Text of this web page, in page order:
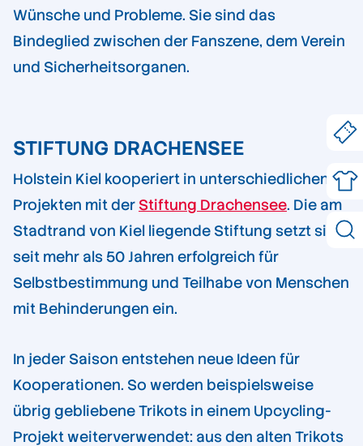
Wünsche und Probleme. Sie sind das
Bindeglied zwischen der Fanszene, dem Verein
und Sicherheitsorganen.
STIFTUNG DRACHENSEE
Holstein Kiel kooperiert in unterschiedlichen
Projekten mit der Stiftung Drachensee. Die am
Stadtrand von Kiel liegende Stiftung setzt sich
seit mehr als 50 Jahren erfolgreich für
Selbstbestimmung und Teilhabe von Menschen
mit Behinderungen ein.
In jeder Saison entstehen neue Ideen für
Kooperationen. So werden beispielsweise
übrig gebliebene Trikots in einem Upcycling-
Projekt weiterverwendet: aus den alten Trikots